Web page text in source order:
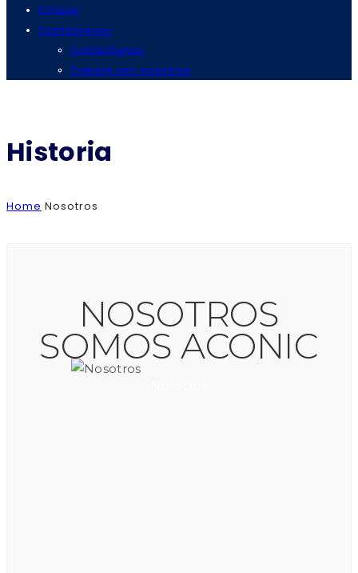
Cotizar
Contáctanos
Contactanos
Trabaje con nosotros
Historia
Home Nosotros
NOSOTROS
SOMOS ACONIC